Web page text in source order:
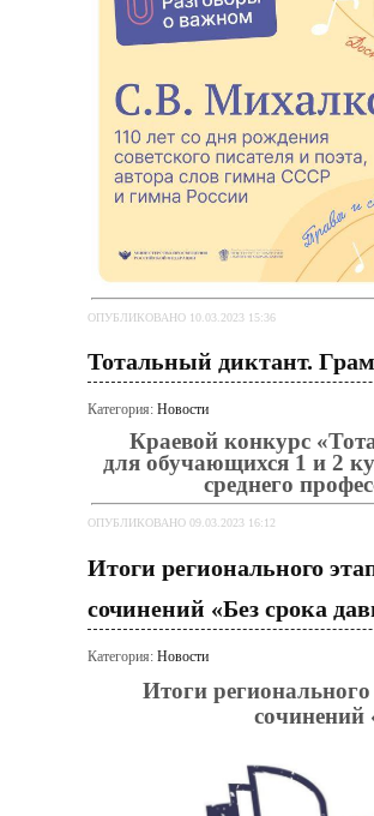
ОПУБЛИКОВАНО 10.03.2023 15:36
Тотальный диктант.
Категория: Новости
Краевой конкурс
для обучающихся 1 и 2
среднего
ОПУБЛИКОВАНО 09.03.2023 16:12
Итоги регионального
сочинений «Без срока
Категория: Новости
Итоги
сочинений